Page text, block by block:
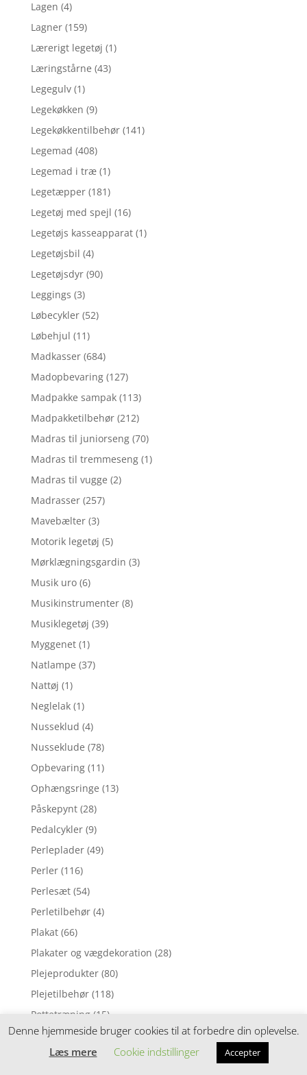
Lagen (4)
Lagner (159)
Lærerigt legetøj (1)
Læringstårne (43)
Legegulv (1)
Legekøkken (9)
Legekøkkentilbehør (141)
Legemad (408)
Legemad i træ (1)
Legetæpper (181)
Legetøj med spejl (16)
Legetøjs kasseapparat (1)
Legetøjsbil (4)
Legetøjsdyr (90)
Leggings (3)
Løbecykler (52)
Løbehjul (11)
Madkasser (684)
Madopbevaring (127)
Madpakke sampak (113)
Madpakketilbehør (212)
Madras til juniorseng (70)
Madras til tremmeseng (1)
Madras til vugge (2)
Madrasser (257)
Mavebælter (3)
Motorik legetøj (5)
Mørklægningsgardin (3)
Musik uro (6)
Musikinstrumenter (8)
Musiklegetøj (39)
Myggenet (1)
Natlampe (37)
Nattøj (1)
Neglelak (1)
Nusseklud (4)
Nusseklude (78)
Opbevaring (11)
Ophængsringe (13)
Påskepynt (28)
Pedalcykler (9)
Perleplader (49)
Perler (116)
Perlesæt (54)
Perletilbehør (4)
Plakat (66)
Plakater og vægdekoration (28)
Plejeprodukter (80)
Plejetilbehør (118)
Pottetræning (15)
Pude (1)
Pusleborde (84)
Denne hjemmeside bruger cookies til at forbedre din oplevelse.
Læs mere
Cookie indstillinger Accepter